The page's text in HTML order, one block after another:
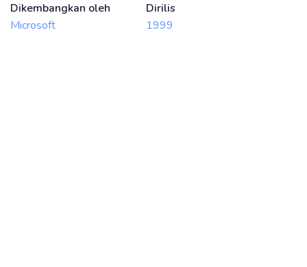
Dikembangkan oleh
Microsoft
Dirilis
1999